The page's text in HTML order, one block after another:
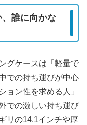
誰に向かな
グケースは「軽量で
での持ち運びが中心
ョン性を求める人」
での激しい持ち運び
リの14.1インチや厚